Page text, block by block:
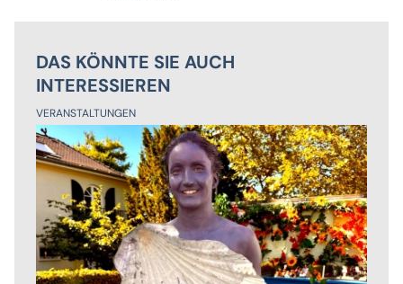
DAS KÖNNTE SIE AUCH
INTERESSIEREN
VERANSTALTUNGEN